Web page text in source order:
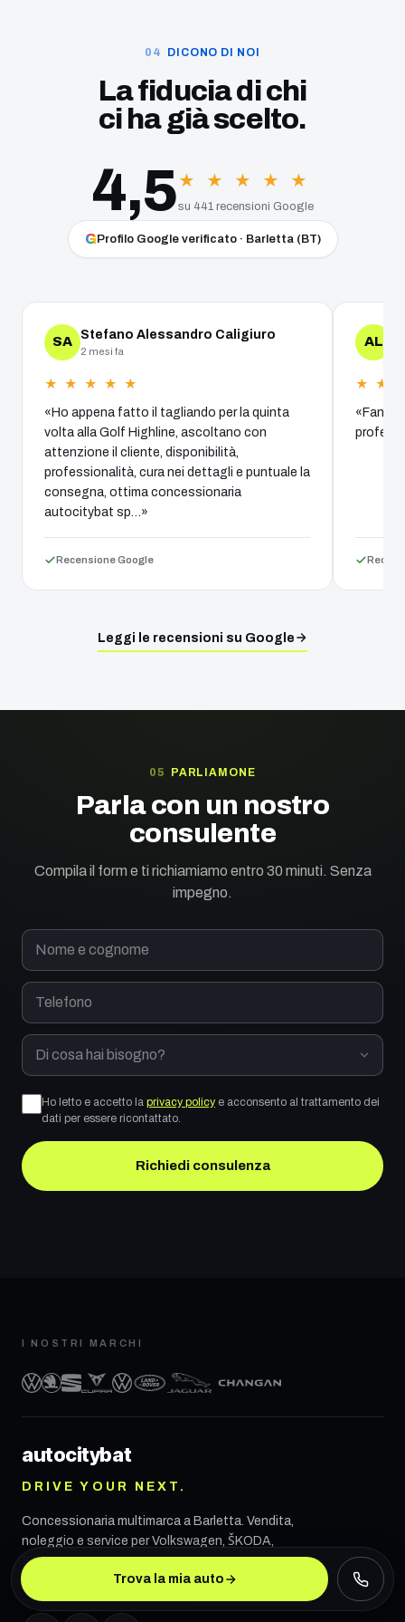
DICONO DI NOI
La fiducia di chi
ci ha già scelto.
4,5★ ★ ★ ★ ★
su 441 recensioni Google
GProfilo Google verificato · Barletta (BT)
SA Stefano Alessandro Caligiuro
2 mesi fa
★ ★ ★ ★ ★
«Ho appena fatto il tagliando per la quinta
volta alla Golf Highline, ascoltano con
attenzione il cliente, disponibilità,
professionalità, cura nei dettagli e puntuale la
consegna, ottima concessionaria
autocitybat sp…»
Recensione Google
AL
★ ★
Leggi le recensioni su Google
PARLIAMONE
Parla con un nostro
consulente
Compila il form e ti richiamiamo entro 30 minuti. Senza
impegno.
Nome e cognome
Telefono
Di cosa hai bisogno?
Richiedi consulenza
Ho letto e accetto la privacy policy e acconsento al trattamento dei
dati per essere ricontattato.
Trova la mia auto
I NOSTRI MARCHI
autocitybat
DRIVE YOUR NEXT.
Concessionaria multimarca a Barletta . Vendita,
noleggio e service per Volkswagen, ŠKODA,
SEAT, CUPRA, VW Veicoli Commerciali, Land
Rover, Jaguar e CHANGAN.